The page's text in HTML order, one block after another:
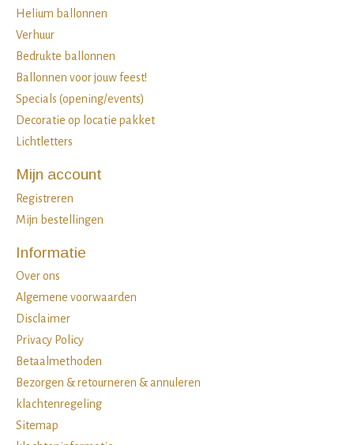
Helium ballonnen
Verhuur
Bedrukte ballonnen
Ballonnen voor jouw feest!
Specials (opening/events)
Decoratie op locatie pakket
Lichtletters
Mijn account
Registreren
Mijn bestellingen
Informatie
Over ons
Algemene voorwaarden
Disclaimer
Privacy Policy
Betaalmethoden
Bezorgen & retourneren & annuleren
klachtenregeling
Sitemap